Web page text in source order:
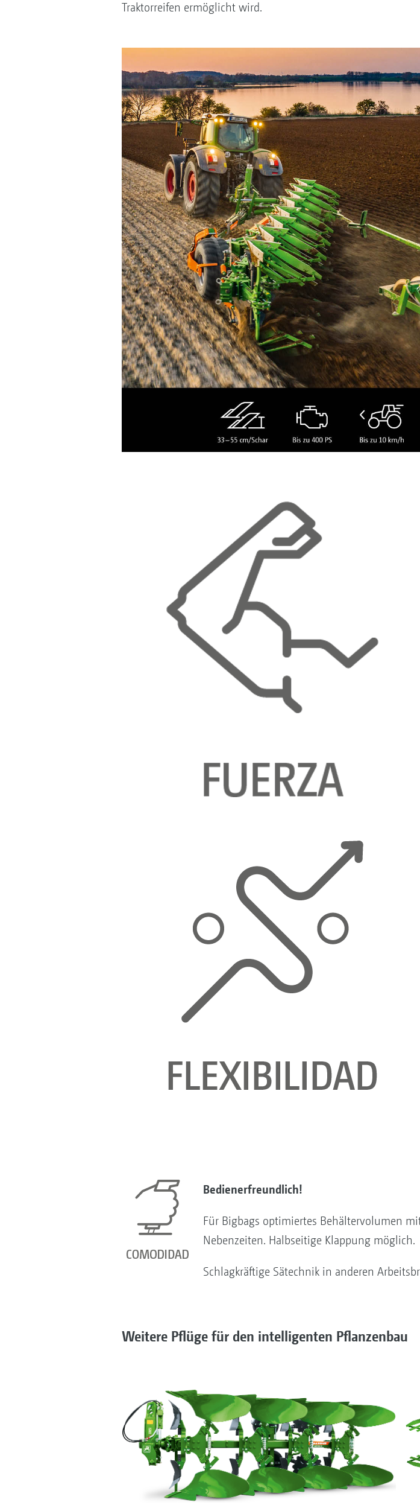
Traktorreifen ermöglicht wird.
Bedienerfreundlich!
Für Bigbags optimiertes Behältervolumen
Nebenzeiten. Halbseitige Klappung möglich.
Schlagkräftige Sätechnik in anderen
Weitere Pflüge für den intelligenten Pflanzenbau